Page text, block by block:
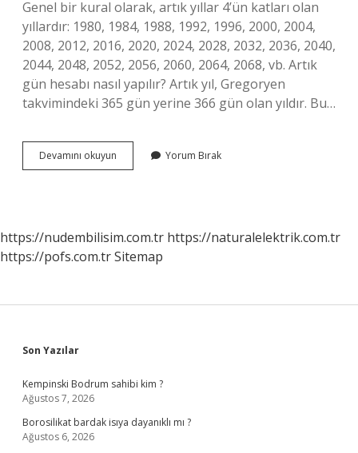
Genel bir kural olarak, artık yıllar 4’ün katları olan
yıllardır: 1980, 1984, 1988, 1992, 1996, 2000, 2004,
2008, 2012, 2016, 2020, 2024, 2028, 2032, 2036, 2040,
2044, 2048, 2052, 2056, 2060, 2064, 2068, vb. Artık
gün hesabı nasıl yapılır? Artık yıl, Gregoryen
takvimindeki 365 gün yerine 366 gün olan yıldır. Bu…
Devamını okuyun
Yıl
Yorum Bırak
https://nudembilisim.com.tr https://naturalelektrik.com.tr
https://pofs.com.trSitemap
Sidebar
Son Yazılar
Kempinski Bodrum sahibi kim ?
Ağustos 7, 2026
Borosilikat bardak isıya dayanıklı mı ?
Ağustos 6, 2026